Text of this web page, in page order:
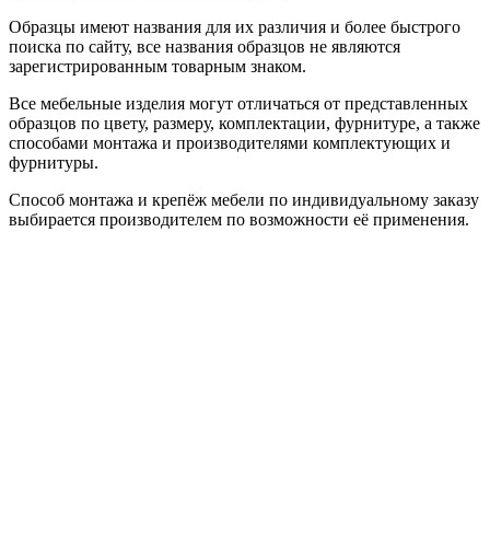
Образцы имеют названия для их различия и более быстрого
поиска по сайту, все названия образцов не являются
зарегистрированным товарным знаком.
Все мебельные изделия могут отличаться от представленных
образцов по цвету, размеру, комплектации, фурнитуре, а также
способами монтажа и производителями комплектующих и
фурнитуры.
Способ монтажа и крепёж мебели по индивидуальному заказу
выбирается производителем по возможности её применения.